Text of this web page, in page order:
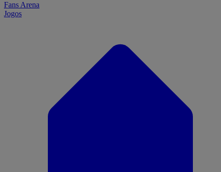
Fans Arena
Jogos